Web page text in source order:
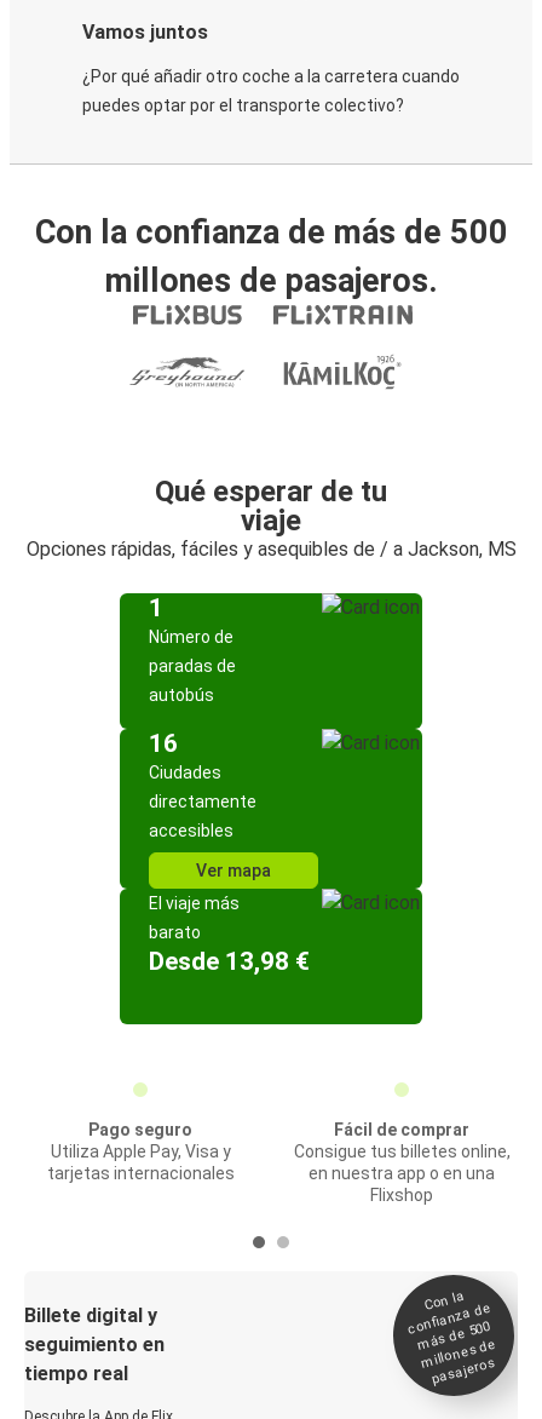
Vamos juntos
¿Por qué añadir otro coche a la carretera cuando
puedes optar por el transporte colectivo?
Con la confianza de más de 500
millones de pasajeros.
Qué esperar de tu
viaje
Opciones rápidas, fáciles y asequibles de / a Jackson, MS
1
Número de
paradas de
autobús
16
Ciudades
directamente
accesibles
Ver mapa
El viaje más
barato
Desde 13,98 €
Pago seguro
Utiliza Apple Pay, Visa y
tarjetas internacionales
Fácil de comprar
Consigue tus billetes online,
en nuestra app o en una
Flixshop
Billete digital y
seguimiento en
tiempo real
Con la
confianza de
más de 500
millones de
pasajeros